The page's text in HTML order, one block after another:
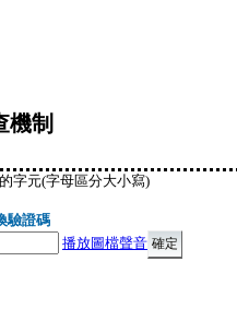
機制
字元(字母區分大小寫)
驗證碼
播放圖檔聲音